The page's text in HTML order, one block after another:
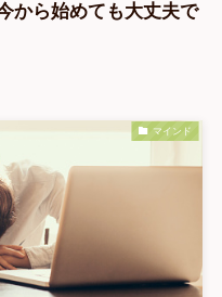
から始めても大丈夫で
マインド